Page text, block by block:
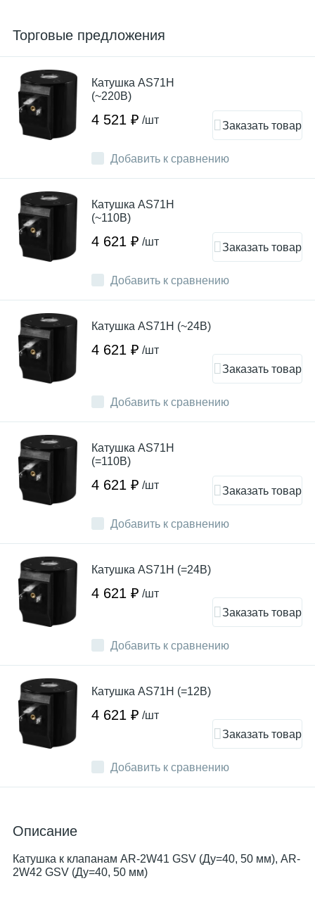
Торговые предложения
Добавить к сравнению
Катушка AS71H
(~220В)
4 521 ₽ /шт Заказать товар
Добавить к сравнению
Катушка AS71H
(~110В)
4 621 ₽ /шт Заказать товар
Добавить к сравнению
Катушка AS71H (~24В)
4 621 ₽ /шт
Заказать товар
Добавить к сравнению
Катушка AS71H
(=110В)
4 621 ₽ /шт Заказать товар
Добавить к сравнению
Катушка AS71H (=24В)
4 621 ₽ /шт
Заказать товар
Добавить к сравнению
Катушка AS71H (=12В)
4 621 ₽ /шт
Заказать товар
Описание
Катушка к клапанам AR-2W41 GSV (Ду=40, 50 мм), AR-
2W42 GSV (Ду=40, 50 мм)